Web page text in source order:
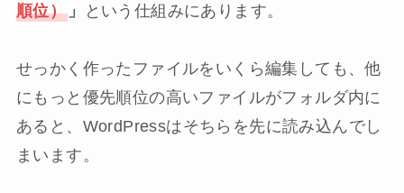
順位） 」 という仕組みにあります。
せっかく作ったファイルをいくら編集しても、他
にもっと優先順位の高いファイルがフォルダ内に
あると、WordPressはそちらを先に読み込んでし
まいます。